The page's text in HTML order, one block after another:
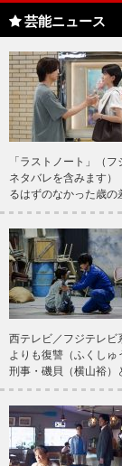
芸能ニュース
「ラストノート」（
ネタバレを含みます
るはずのなかった歳
西テレビ／フジテレ
よりも復讐（ふくし
刑事・磯貝（横山裕